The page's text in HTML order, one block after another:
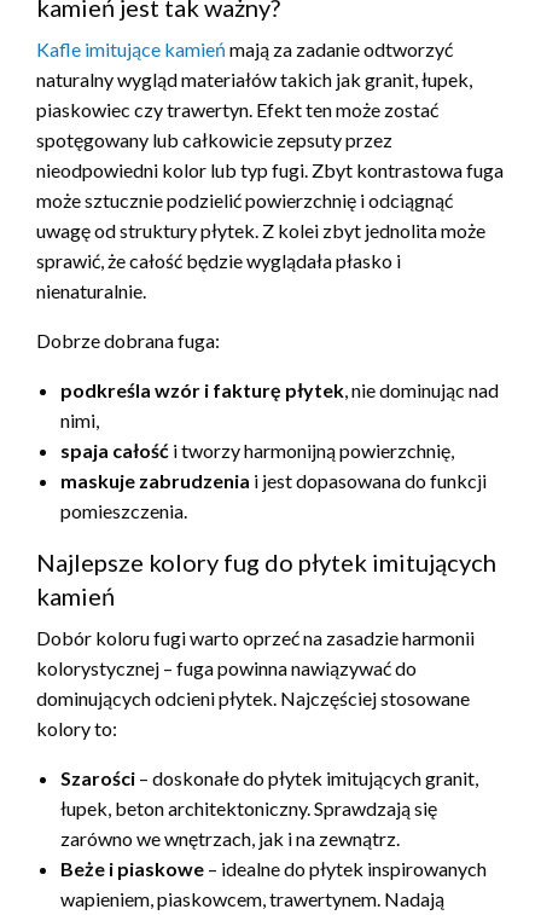
kamień jest tak ważny?
Kafle imitujące kamień mają za zadanie odtworzyć
naturalny wygląd materiałów takich jak granit, łupek,
piaskowiec czy trawertyn. Efekt ten może zostać
spotęgowany lub całkowicie zepsuty przez
nieodpowiedni kolor lub typ fugi. Zbyt kontrastowa fuga
może sztucznie podzielić powierzchnię i odciągnąć
uwagę od struktury płytek. Z kolei zbyt jednolita może
sprawić, że całość będzie wyglądała płasko i
nienaturalnie.
Dobrze dobrana fuga:
podkreśla wzór i fakturę płytek , nie dominując nad
nimi,
spaja całość i tworzy harmonijną powierzchnię,
maskuje zabrudzenia i jest dopasowana do funkcji
pomieszczenia.
Najlepsze kolory fug do płytek imitujących
kamień
Dobór koloru fugi warto oprzeć na zasadzie harmonii
kolorystycznej – fuga powinna nawiązywać do
dominujących odcieni płytek. Najczęściej stosowane
kolory to:
Szarości – doskonałe do płytek imitujących granit,
łupek, beton architektoniczny. Sprawdzają się
zarówno we wnętrzach, jak i na zewnątrz.
Beże i piaskowe – idealne do płytek inspirowanych
wapieniem, piaskowcem, trawertynem. Nadają